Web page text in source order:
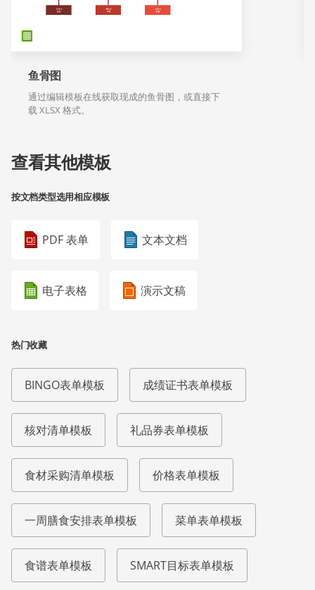
鱼骨图
通过编辑模板在线获取现成的鱼骨图，或直接下
载 XLSX 格式。
查看其他模板
按文档类型选用相应模板
PDF 表单 文本文档
电子表格 演示文稿
热门收藏
BINGO表单模板 成绩证书表单模板
核对清单模板 礼品券表单模板
食材采购清单模板 价格表单模板
一周膳食安排表单模板 菜单表单模板
食谱表单模板 SMART目标表单模板